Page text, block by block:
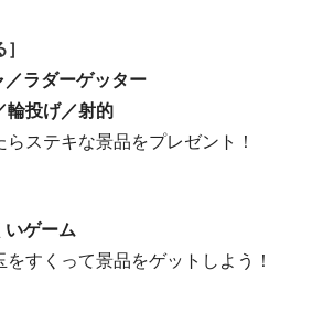
］
ラダーゲッター
投げ／射的
ステキな景品をプレゼント！
ゲーム
すくって景品をゲットしよう！